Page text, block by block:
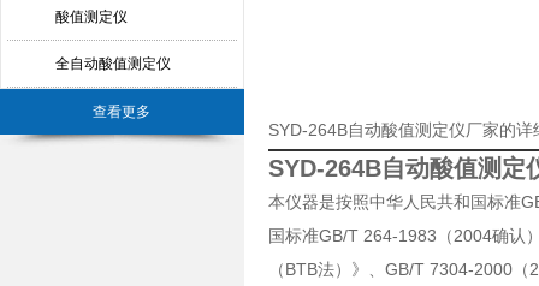
酸值测定仪
全自动酸值测定仪
查看更多
SYD-264B自动酸值测定仪厂家的详
SYD-264B自动酸值测定
本仪器是按照中华人民共和国标准
国标准GB/T 264-1983（2004确认
（BTB法）》、GB/T 7304-2000